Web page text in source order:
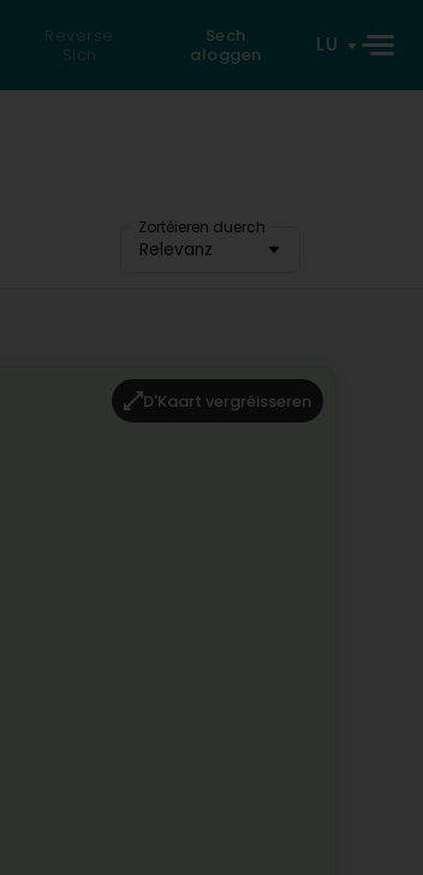
Reverse
Sich
Sech
aloggen
LU
Zortéieren duerch
Relevanz
D'Kaart vergréisseren